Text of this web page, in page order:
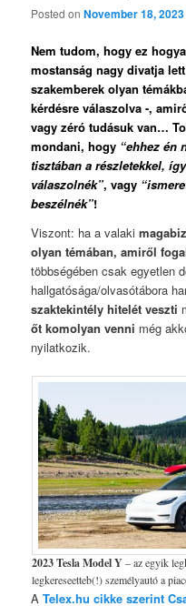
Posted onNovember 18, 2023
Nem tudom, hogy ez
mostanság nagy divatja
szakemberek olyan
kérdésre válaszolva -,
vagy zéró tudásuk van…
mondani, hogy “ehhez én
tisztában a részletekkel,
válaszolnék”, vagy
beszélnék”!
Viszont: ha a valaki
olyan témában, amiről
többségében csak egyetlen
hallgatósága/olvasótábora
szaktekintély hitelét veszti
őt komolyan venni még
nyilatkozik.
2023 Tesla Model Y– az egyik
legkereseetteb(!) személyautó a
ATelex.hu cikke szerint